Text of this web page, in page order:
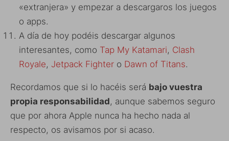
«extranjera» y empezar a descargaros los juegos
o apps.
A día de hoy podéis descargar algunos
interesantes, como Tap My Katamari, Clash
Royale, Jetpack Fighter o Dawn of Titans.
Recordamos que si lo hacéis será bajo vuestra
propia responsabilidad, aunque sabemos seguro
que por ahora Apple nunca ha hecho nada al
respecto, os avisamos por si acaso.